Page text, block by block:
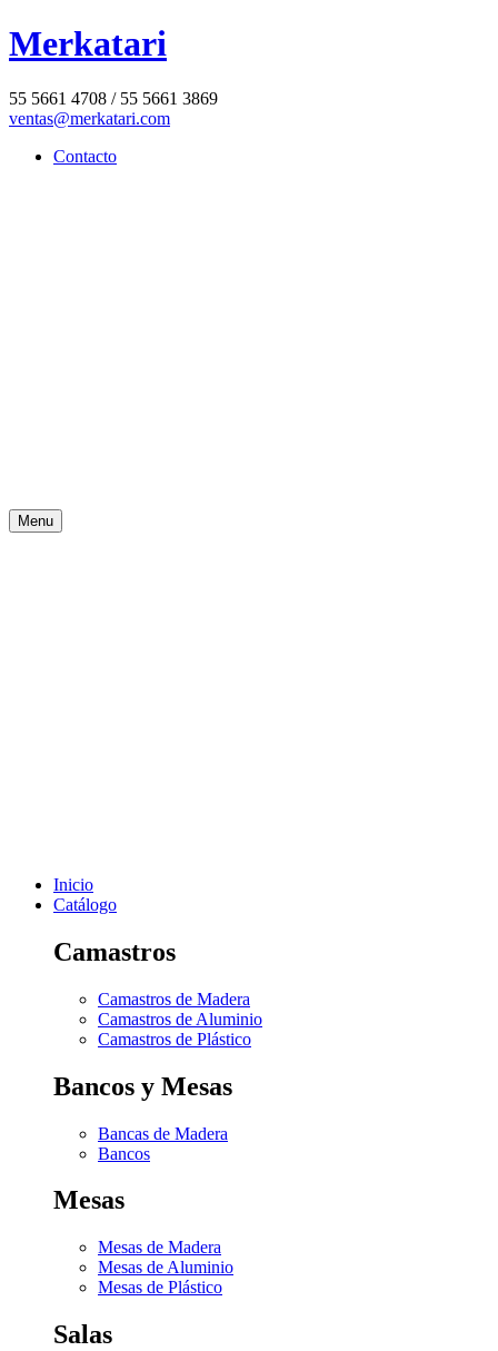
Merkatari
55 5661 4708 / 55 5661 3869
ventas@merkatari.com
Contacto
Menu
Inicio
Catálogo
Camastros
Camastros de Madera
Camastros de Aluminio
Camastros de Plástico
Bancos y Mesas
Bancas de Madera
Bancos
Mesas
Mesas de Madera
Mesas de Aluminio
Mesas de Plástico
Salas